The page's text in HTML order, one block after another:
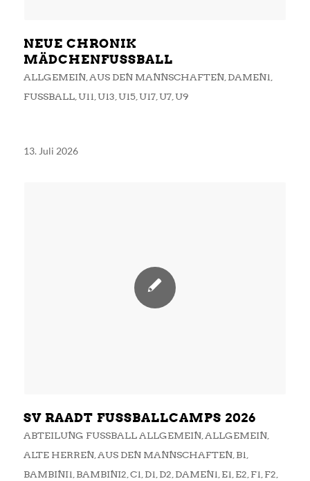
NEUE CHRONIK
MÄDCHENFUSSBALL
ALLGEMEIN,AUS DEN MANNSCHAFTEN,DAMEN1,
FUSSBALL ,U11,U13,U15,U17,U7,U9
13. Juli 2026
SV RAADT FUSSBALLCAMPS 2026
ABTEILUNG FUSSBALL ALLGEMEIN ,ALLGEMEIN,
ALTE HERREN,AUS DEN MANNSCHAFTEN,B1,
BAMBINI1,BAMBINI2,C1,D1,D2,DAMEN1,E1,E2,F1,F2,